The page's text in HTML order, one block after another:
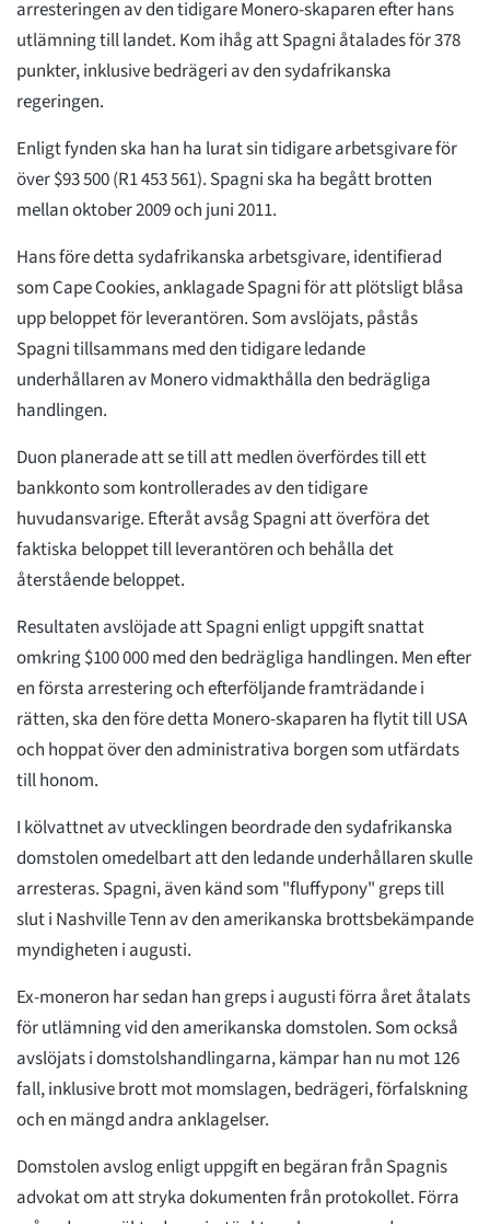
arresteringen av den tidigare Monero-skaparen efter hans
utlämning till landet. Kom ihåg att Spagni åtalades för 378
punkter, inklusive bedrägeri av den sydafrikanska
regeringen.
Enligt fynden ska han ha lurat sin tidigare arbetsgivare för
över $93 500 (R1 453 561). Spagni ska ha begått brotten
mellan oktober 2009 och juni 2011.
Hans före detta sydafrikanska arbetsgivare, identifierad
som Cape Cookies, anklagade Spagni för att plötsligt blåsa
upp beloppet för leverantören. Som avslöjats, påstås
Spagni tillsammans med den tidigare ledande
underhållaren av Monero vidmakthålla den bedrägliga
handlingen.
Duon planerade att se till att medlen överfördes till ett
bankkonto som kontrollerades av den tidigare
huvudansvarige. Efteråt avsåg Spagni att överföra det
faktiska beloppet till leverantören och behålla det
återstående beloppet.
Resultaten avslöjade att Spagni enligt uppgift snattat
omkring $100 000 med den bedrägliga handlingen. Men efter
en första arrestering och efterföljande framträdande i
rätten, ska den före detta Monero-skaparen ha flytit till USA
och hoppat över den administrativa borgen som utfärdats
till honom.
I kölvattnet av utvecklingen beordrade den sydafrikanska
domstolen omedelbart att den ledande underhållaren skulle
arresteras. Spagni, även känd som "fluffypony" greps till
slut i Nashville Tenn av den amerikanska brottsbekämpande
myndigheten i augusti.
Ex-moneron har sedan han greps i augusti förra året åtalats
för utlämning vid den amerikanska domstolen. Som också
avslöjats i domstolshandlingarna, kämpar han nu mot 126
fall, inklusive brott mot momslagen, bedrägeri, förfalskning
och en mängd andra anklagelser.
Domstolen avslog enligt uppgift en begäran från Spagnis
advokat om att stryka dokumenten från protokollet. Förra